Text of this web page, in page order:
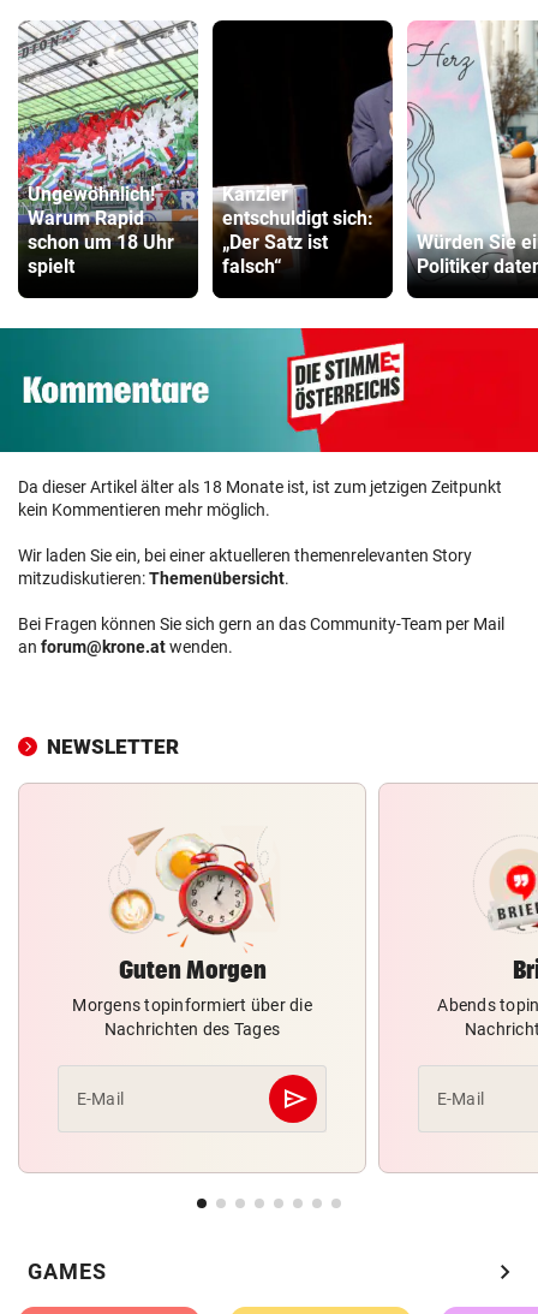
Ungewöhnlich!
Warum Rapid
schon um 18 Uhr
spielt
Kanzler
entschuldigt sich:
„Der Satz ist
falsch“
Würden Sie
Politiker
Da dieser Artikel älter als 18 Monate ist, ist zum jetzigen Zeitpunkt
kein Kommentieren mehr möglich.
Wir laden Sie ein, bei einer aktuelleren themenrelevanten Story
mitzudiskutieren:Themenübersicht.
Bei Fragen können Sie sich gern an das Community-Team per Mail
an forum@krone.atwenden.
NEWSLETTER
Guten Morgen
Morgens topinformiert über die
Nachrichten des Tages
E-Mail send
Abschicken
Abends
E-Mail
GAMES chevron_right